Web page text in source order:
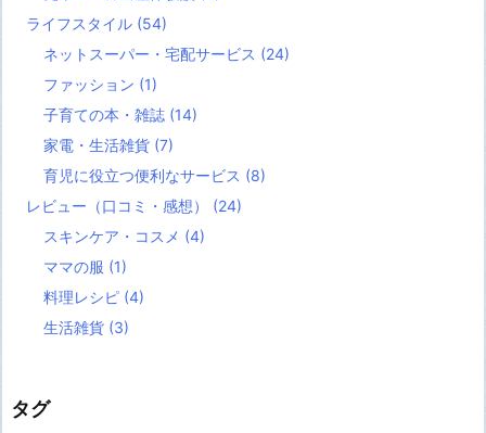
ライフスタイル (54)
ネットスーパー・宅配サービス (24)
ファッション (1)
子育ての本・雑誌 (14)
家電・生活雑貨 (7)
育児に役立つ便利なサービス (8)
レビュー（口コミ・感想） (24)
スキンケア・コスメ (4)
ママの服 (1)
料理レシピ (4)
生活雑貨 (3)
タグ